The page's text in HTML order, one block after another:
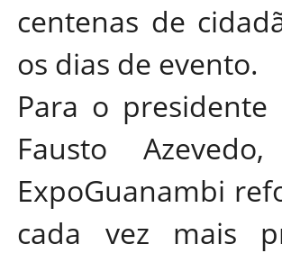
centenas de
os dias de evento.
Para o
Fausto
ExpoGuanambi
cada vez mais